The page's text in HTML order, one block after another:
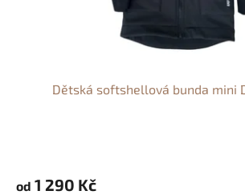
Dětská softshellová bunda mini
od 1 290 Kč